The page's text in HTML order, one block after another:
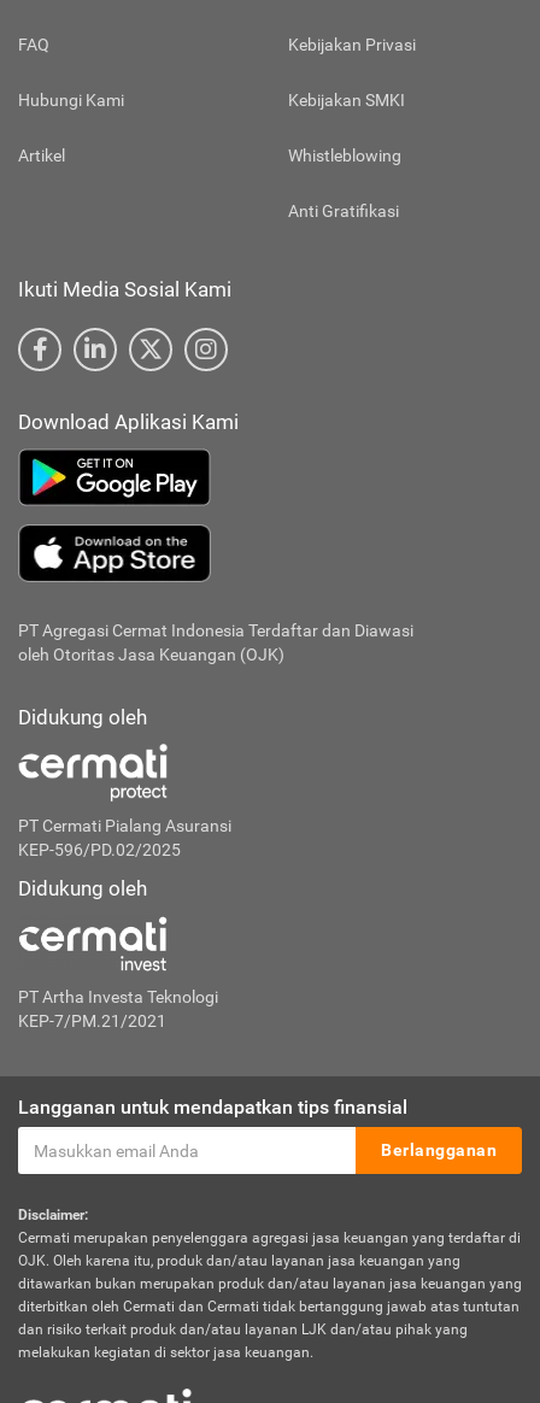
FAQ
Hubungi Kami
Artikel
Kebijakan Privasi
Kebijakan SMKI
Whistleblowing
Anti Gratifikasi
Ikuti Media Sosial Kami
Download Aplikasi Kami
PT Agregasi Cermat Indonesia Terdaftar dan Diawasi
oleh Otoritas Jasa Keuangan (OJK)
Didukung oleh
PT Cermati Pialang Asuransi
KEP-596/PD.02/2025
Didukung oleh
PT Artha Investa Teknologi
KEP-7/PM.21/2021
Langganan untuk mendapatkan tips finansial
Berlangganan
Disclaimer:
Cermati merupakan penyelenggara agregasi jasa keuangan yang terdaftar di
OJK. Oleh karena itu, produk dan/atau layanan jasa keuangan yang
ditawarkan bukan merupakan produk dan/atau layanan jasa keuangan yang
diterbitkan oleh Cermati dan Cermati tidak bertanggung jawab atas tuntutan
dan risiko terkait produk dan/atau layanan LJK dan/atau pihak yang
melakukan kegiatan di sektor jasa keuangan.